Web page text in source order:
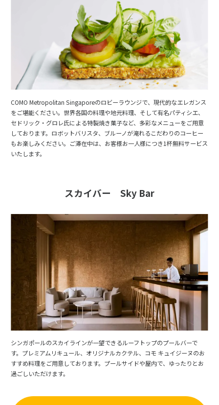
COMO Metropolitan Singaporeのロビーラウンジで、現代的なエレガンス
をご堪能ください。世界各国の料理や地元料理、そして有名パティシエ、
セドリック・グロレ氏による特製焼き菓子など、多彩なメニューをご用意
しております。ロボットバリスタ、ブルーノが淹れるこだわりのコーヒー
もお楽しみください。ご滞在中は、お客様お一人様につき1杯無料サービス
いたします。
スカイバー Sky Bar
シンガポールのスカイラインが一望できるルーフトップのプールバーで
す。プレミアムリキュール、オリジナルカクテル、コモ キュイジーヌのお
すすめ料理をご用意しております。プールサイドや屋内で、ゆったりとお
過ごしいただけます。